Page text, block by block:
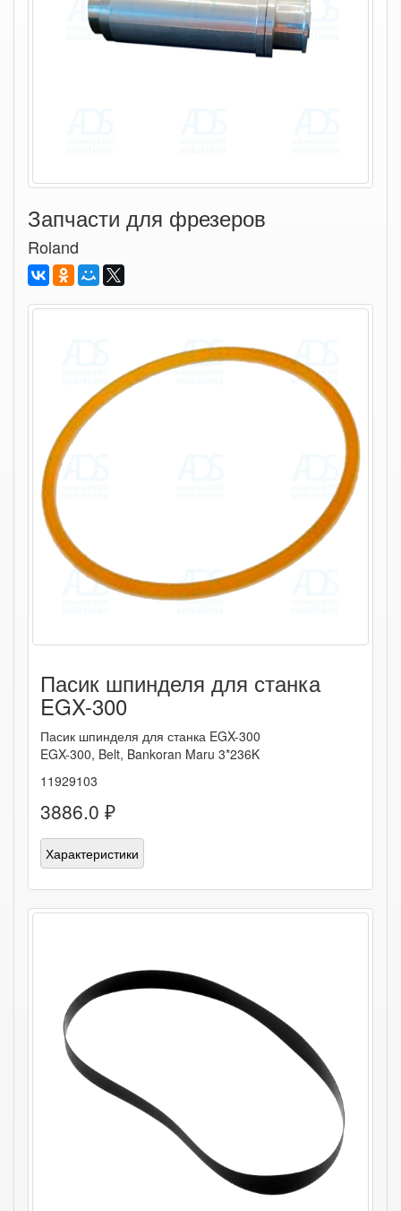
Запчасти для фрезеров
Roland
Пасик шпинделя для станка
EGX-300
Пасик шпинделя для станка EGX-300
EGX-300, Belt, Bankoran Maru 3*236K
11929103
3886.0 ₽
Характеристики